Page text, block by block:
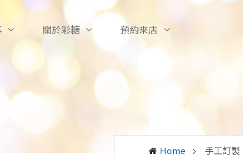
關於彩糖 預約來店
Home 手工訂製